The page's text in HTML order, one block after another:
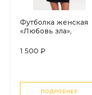
Футболка женская
«Любовь зла»,
1 500 ₽
ПОДРОБНЕЕ